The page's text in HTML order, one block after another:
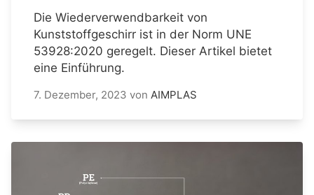
Die Wiederverwendbarkeit von
Kunststoffgeschirr ist in der Norm UNE
53928:2020 geregelt. Dieser Artikel bietet
eine Einführung.
7. Dezember, 2023 von AIMPLAS